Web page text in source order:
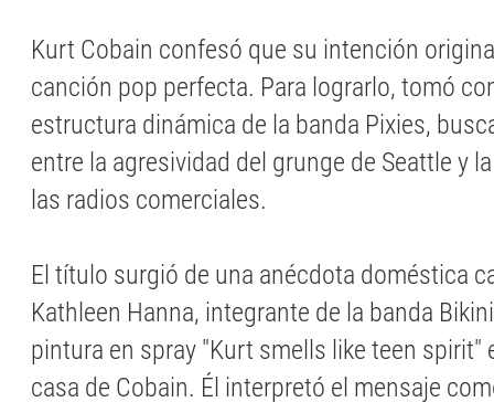
Kurt Cobain confesó que su intención
canción pop perfecta. Para lograrlo, tomó
estructura dinámica de la banda Pixies,
entre la agresividad del grunge de Seattle y
las radios comerciales.
El título surgió de una anécdota doméstica
Kathleen Hanna, integrante de la banda
pintura en spray "Kurt smells like teen spirit"
casa de Cobain. Él interpretó el mensaje